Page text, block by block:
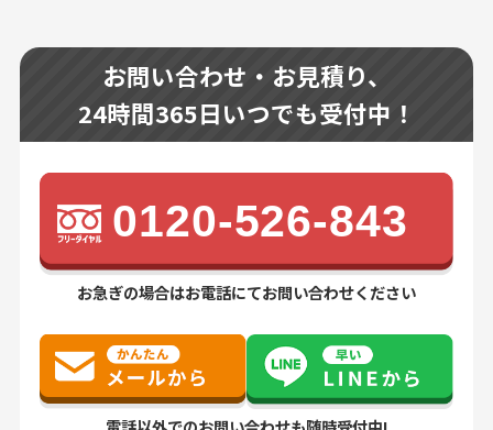
お問い合わせ・お見積り、
24時間365日いつでも受付中！
0120-526-843
お急ぎの場合はお電話にてお問い合わせください